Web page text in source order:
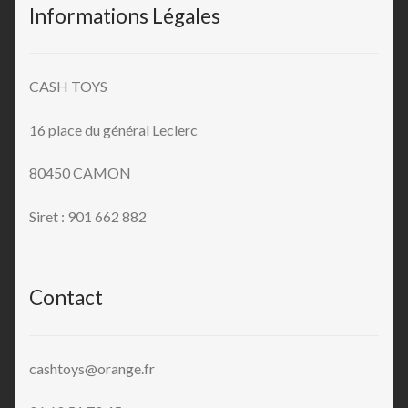
Informations Légales
CASH TOYS
16 place du général Leclerc
80450 CAMON
Siret : 901 662 882
Contact
cashtoys@orange.fr